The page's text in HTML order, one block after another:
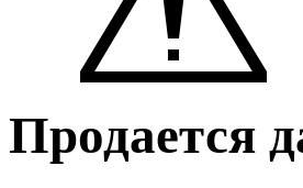
Продается